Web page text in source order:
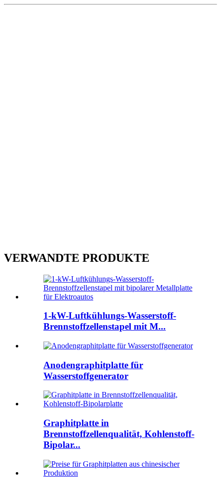
VERWANDTE PRODUKTE
1-kW-Luftkühlungs-Wasserstoff-
Brennstoffzellenstapel mit M...
Anodengraphitplatte für
Wasserstoffgenerator
Graphitplatte in
Brennstoffzellenqualität, Kohlenstoff-
Bipolar...